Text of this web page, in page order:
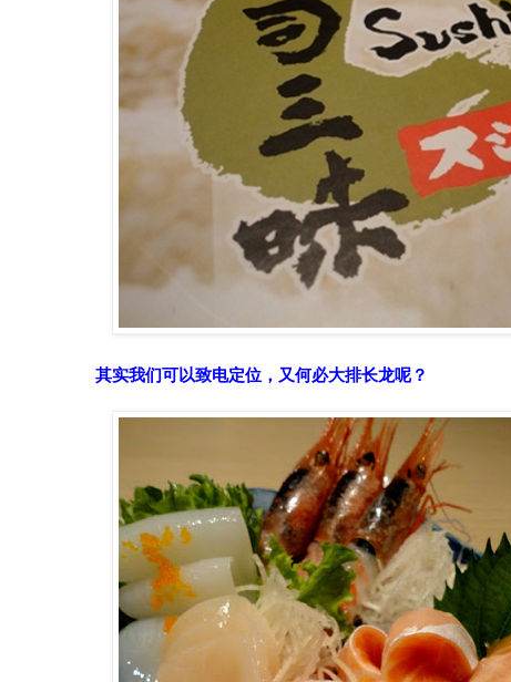
其实我们可以致电定位，又何必大排长龙呢？